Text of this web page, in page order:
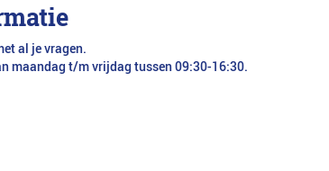
al je vragen.
maandag t/m vrijdag tussen 09:30-16:30.